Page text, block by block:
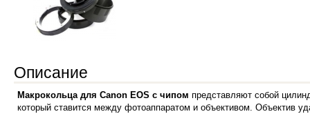
Описание
Макрокольца для Canon EOS с чипом представляют собой
который ставится между фотоаппаратом и объективом. Объектив